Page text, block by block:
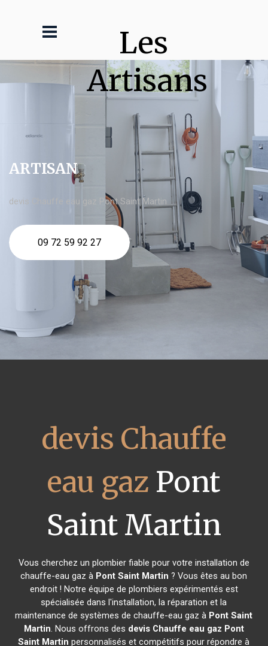
Les
Artisans
ARTISAN
devis Chauffe eau gaz Pont Saint Martin
09 72 59 92 27
devis Chauffe
eau gaz Pont
Saint Martin
Vous cherchez un plombier fiable pour votre installation de
chauffe-eau gaz à Pont Saint Martin ? Vous êtes au bon
endroit ! Notre équipe de plombiers expérimentés est
spécialisée dans l'installation, la réparation et la
maintenance de systèmes de chauffe-eau gaz à Pont Saint
Martin. Nous offrons des devis Chauffe eau gaz Pont
Saint Martin personnalisés et compétitifs pour répondre à